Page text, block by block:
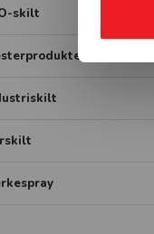
Tunnelskilt
Varslingsutstyr
Container
Vassdrag målestav
Vassdrag opplysningsskilt
Vassdrag forbudsskilt
Vassdrag underskilt
skilt
IMO Safety signs
IMO Combination signs